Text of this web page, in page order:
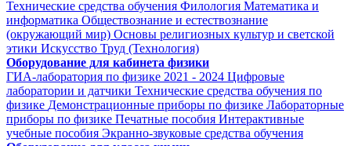
Технические средства обучения Филология Математика и
информатика Обществознание и естествознание
(окружающий мир) Основы религиозных культур и светской
этики Искусство Труд (Технология)
Оборудование для кабинета физики
ГИА-лаборатория по физике 2021 - 2024 Цифровые
лаборатории и датчики Технические средства обучения по
физике Демонстрационные приборы по физике Лабораторные
приборы по физике Печатные пособия Интерактивные
учебные пособия Экранно-звуковые средства обучения